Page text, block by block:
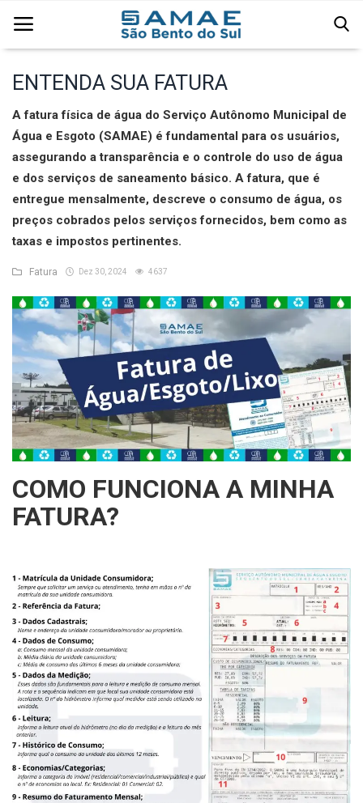
Página Inicial
Água
Comercial
Edital
Esgoto
Licitação
Resíduos Sólidos Urbanos
Estrutura
Informações
Contato
ENTENDA SUA FATURA
A fatura física de água do Serviço Autônomo Municipal de
Água e Esgoto (SAMAE) é fundamental para os usuários,
assegurando a transparência e o controle do uso de água
e dos serviços de saneamento básico. A fatura, que é
entregue mensalmente, descreve o consumo de água, os
preços cobrados pelos serviços fornecidos, bem como as
taxas e impostos pertinentes.
Fatura Dez 30, 2024 4637
COMO FUNCIONA A MINHA
FATURA?